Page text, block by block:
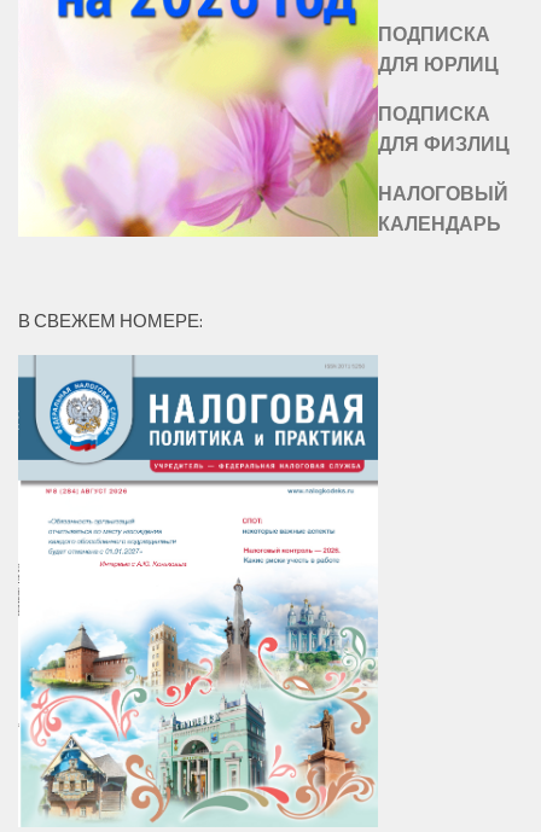
ПОДПИСКА
ДЛЯ ЮРЛИЦ
ПОДПИСКА
ДЛЯ ФИЗЛИЦ
НАЛОГОВЫЙ
КАЛЕНДАРЬ
В СВЕЖЕМ НОМЕРЕ: